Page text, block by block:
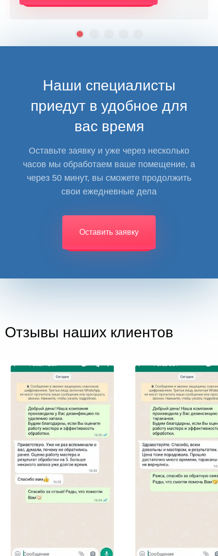
Наши специалисты
приедут в удобное для
вас время
Оставьте заявку и уже через несколько
часов мы обработаем ваше помещение, а
через 50 минут, вы сможете продолжить
свои ежедневные дела
Оставить заявку
Отзывы наших клиентов